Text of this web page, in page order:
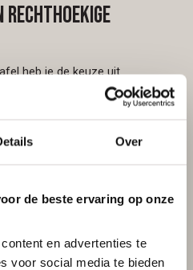
Over
de beste ervaring op onze
en advertenties te
voor social media te bieden
rechthoekige
heb je de keuze uit
creëer je echt een tafel die bij je
wordt geplaatst of er
gezelschap gezellig kan